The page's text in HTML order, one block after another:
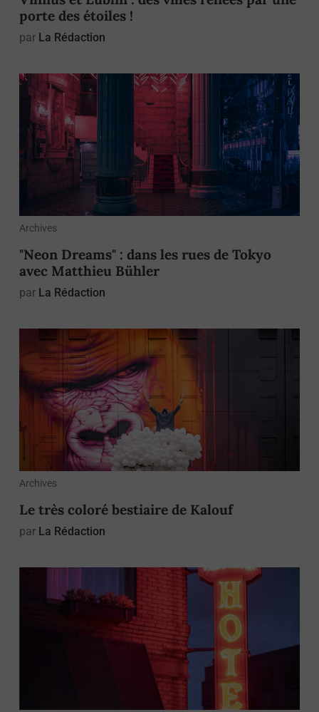
porte des étoiles !
par La Rédaction
Archives
"Neon Dreams" : dans les rues de Tokyo
avec Matthieu Bühler
par La Rédaction
Archives
Le très coloré bestiaire de Kalouf
par La Rédaction